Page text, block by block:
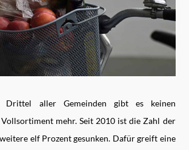
Drittel aller Gemeinden gibt es keinen
mehr. Seit 2010 ist die Zahl der
elf Prozent gesunken. Dafür greift eine